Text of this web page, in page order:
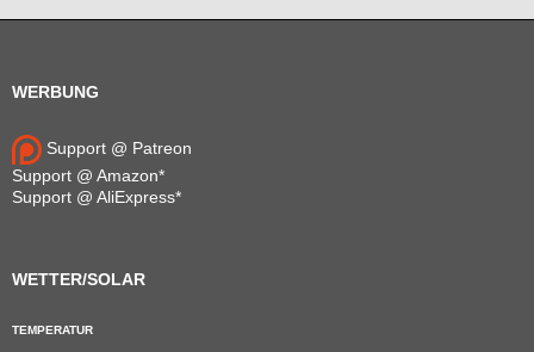
WERBUNG
Support @ Patreon
Support @ Amazon*
Support @ AliExpress*
WETTER/SOLAR
TEMPERATUR